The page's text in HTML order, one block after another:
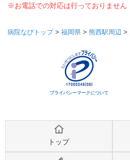
※お電話での対応は行っておりません
病院なびトップ> 福岡県 > 熊西駅周辺 >
プライバシーマークについて
トップ